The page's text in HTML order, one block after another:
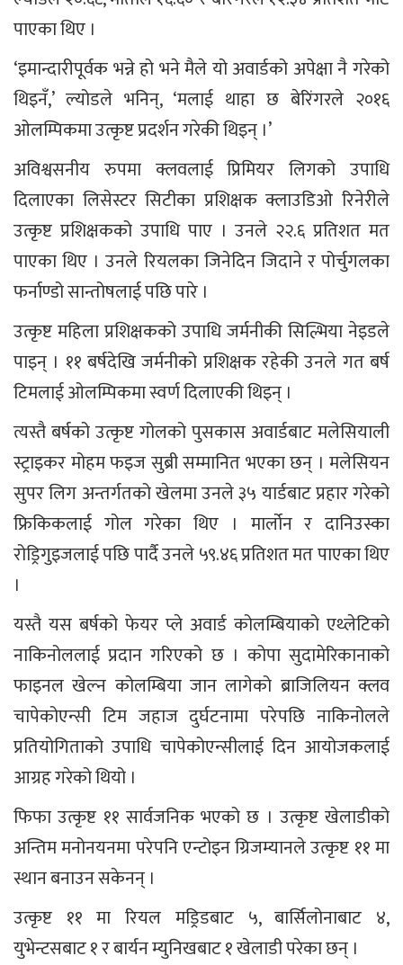
पाएका थिए ।
‘इमान्दारीपूर्वक भन्ने हो भने मैले यो अवार्डको अपेक्षा नै गरेको
थिइनँ,’ ल्योडले भनिन्, ‘मलाई थाहा छ बेरिंगरले २०१६
ओलम्पिकमा उत्कृष्ट प्रदर्शन गरेकी थिइन् ।’
अविश्वसनीय रुपमा क्लवलाई प्रिमियर लिगको उपाधि
दिलाएका लिसेस्टर सिटीका प्रशिक्षक क्लाउडिओ रिनेरीले
उत्कृष्ट प्रशिक्षकको उपाधि पाए । उनले २२.६ प्रतिशत मत
पाएका थिए । उनले रियलका जिनेदिन जिदाने र पोर्चुगलका
फर्नाण्डो सान्तोषलाई पछि पारे ।
उत्कृष्ट महिला प्रशिक्षकको उपाधि जर्मनीकी सिल्भिया नेइडले
पाइन् । ११ बर्षदेखि जर्मनीको प्रशिक्षक रहेकी उनले गत बर्ष
टिमलाई ओलम्पिकमा स्वर्ण दिलाएकी थिइन् ।
त्यस्तै बर्षको उत्कृष्ट गोलको पुसकास अवार्डबाट मलेसियाली
स्ट्राइकर मोहम फइज सुब्री सम्मानित भएका छन् । मलेसियन
सुपर लिग अन्तर्गतको खेलमा उनले ३५ यार्डबाट प्रहार गरेको
फ्रिकिकलाई गोल गरेका थिए । मार्लोन र दानिउस्का
रोड्रिगुइजलाई पछि पार्दै उनले ५९.४६ प्रतिशत मत पाएका थिए
।
यस्तै यस बर्षको फेयर प्ले अवार्ड कोलम्बियाको एथ्लेटिको
नाकिनोललाई प्रदान गरिएको छ । कोपा सुदामेरिकानाको
फाइनल खेल्न कोलम्बिया जान लागेको ब्राजिलियन क्लव
चापेकोएन्सी टिम जहाज दुर्घटनामा परेपछि नाकिनोलले
प्रतियोगिताको उपाधि चापेकोएन्सीलाई दिन आयोजकलाई
आग्रह गरेको थियो ।
फिफा उत्कृष्ट ११ सार्वजनिक भएको छ । उत्कृष्ट खेलाडीको
अन्तिम मनोनयनमा परेपनि एन्टोइन ग्रिजम्यानले उत्कृष्ट ११ मा
स्थान बनाउन सकेनन् ।
उत्कृष्ट ११ मा रियल मड्रिडबाट ५, बार्सिलोनाबाट ४,
युभेन्टसबाट १ र बार्यन म्युनिखबाट १ खेलाडी परेका छन् ।